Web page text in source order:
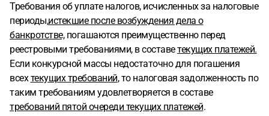
Требования об уплате налогов, исчисленных за налоговые
периоды,истекшие после возбуждения дела о
банкротстве,погашаются преимущественно перед
реестровыми требованиями, в составетекущих платежей.
Если конкурсной массы недостаточно для погашения
всехтекущих требований, то налоговая задолженность по
таким требованиям удовлетворяется в составе
требований пятой очереди текущих платежей.